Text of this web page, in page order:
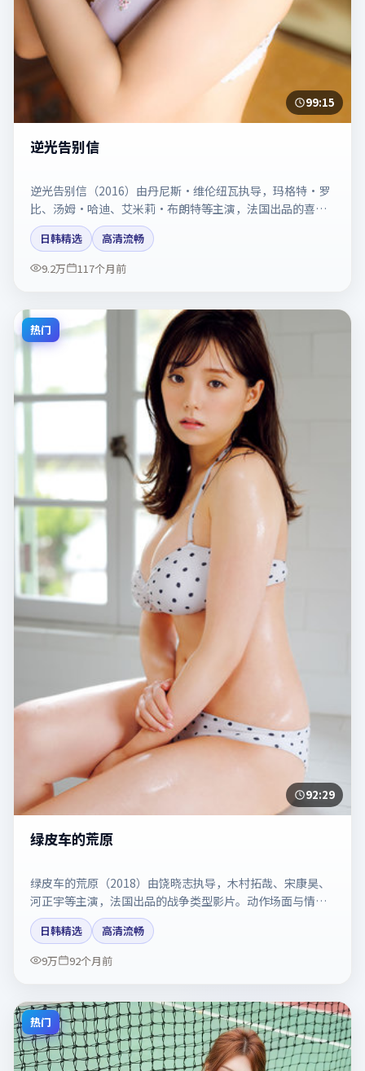
99:15
逆光告别信
逆光告别信（2016）由丹尼斯·维伦纽瓦执导，玛格特·罗
比、汤姆·哈迪、艾米莉·布朗特等主演，法国出品的喜剧
类型影片。动作场面与情感戏比例拿捏得当。剧情简介与主
创信息可供检索参考，上映日期以片方资料为准。
日韩精选
高清流畅
9.2万
117个月前
热门
92:29
绿皮车的荒原
绿皮车的荒原（2018）由饶晓志执导，木村拓哉、宋康昊、
河正宇等主演，法国出品的战争类型影片。动作场面与情感
戏比例拿捏得当。剧情简介与主创信息可供检索参考，上映
日期以片方资料为准。
日韩精选
高清流畅
9万
92个月前
热门